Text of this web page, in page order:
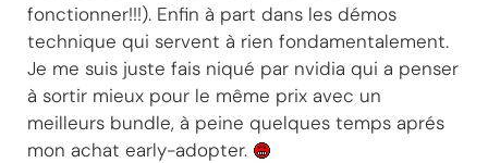
fonctionner!!!). Enfin à part dans les démos
technique qui servent à rien fondamentalement.
Je me suis juste fais niqué par nvidia qui a penser
à sortir mieux pour le même prix avec un
meilleurs bundle, à peine quelques temps aprés
mon achat early-adopter.